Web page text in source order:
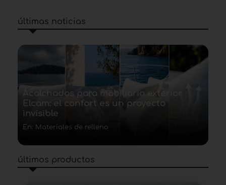
últimas noticias
Acolchados para mobiliario exterior
Elcam: el confort es un proyecto
invisible
En: Materiales de relleno
últimos productos